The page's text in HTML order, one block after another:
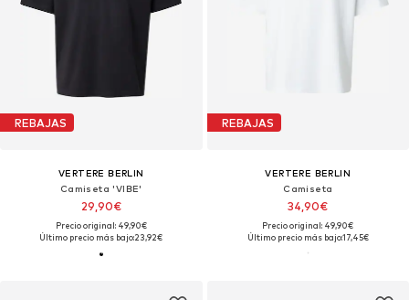
REBAJAS
VERTERE BERLIN
Camiseta 'VIBE'
29,90€
Precio original: 49,90€
Último precio más bajo:23,92€
REBAJAS
VERTERE BERLIN
Camiseta
34,90€
Precio original: 49,90€
Último precio más bajo:17,45€